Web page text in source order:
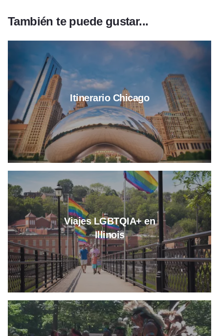
También te puede gustar...
Itinerario Chicago
Más información sobre el
Viajes LGBTQIA+ en
Illinois
Más información sobre viajes
Leer más sobre Descubra la